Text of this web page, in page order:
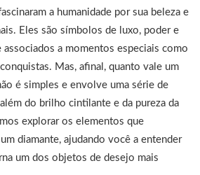
a humanidade por sua beleza e
Eles são símbolos de luxo, poder e
a momentos especiais como
Mas, afinal, quanto vale um
é simples e envolve uma série de
do brilho cintilante e da pureza da
explorar os elementos que
diamante, ajudando você a entender
um dos objetos de desejo mais